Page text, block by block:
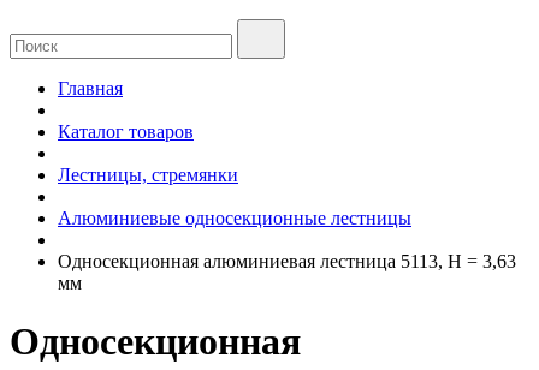
Главная
Каталог товаров
Лестницы, стремянки
Алюминиевые односекционные лестницы
Односекционная алюминиевая лестница 5113, H = 3,63
мм
Односекционная